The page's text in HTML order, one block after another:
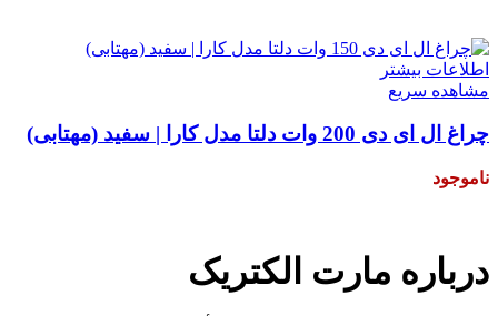
اطلاعات بیشتر
مشاهده سریع
چراغ ال ای دی 200 وات دلتا مدل کارا | سفید (مهتابی)
ناموجود
درباره مارت الکتریک